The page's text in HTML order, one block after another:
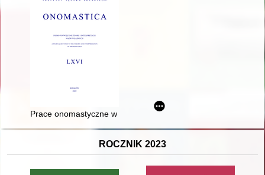
Prace onomastyczne w dorobku naukowym Profesora
ROCZNIK 2023